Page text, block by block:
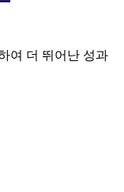
여 더 뛰어난 성과